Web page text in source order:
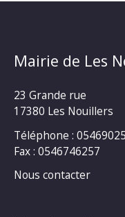
Mairie de Les
23 Grande rue
17380 Les Nouillers
Téléphone :
Fax : 0546746257
Nous contacter